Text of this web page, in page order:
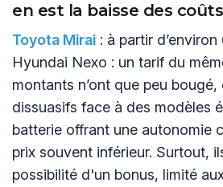
en est la baisse des coûts
Toyota Mirai : à partir
Hyundai Nexo : un tarif du
montants n’ont que peu
dissuasifs face à des modèles
batterie offrant une autonomie
prix souvent inférieur. Surtout,
possibilité d'un bonus, limité